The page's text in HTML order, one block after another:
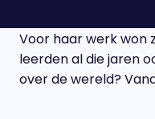
Voor haar werk won
leerden al die jaren
over de wereld?